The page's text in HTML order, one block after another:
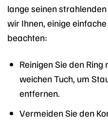
lange seinen
wir Ihnen, einige
beachten:
Reinigen Sie den
weichen Tuch, um
entfernen.
Vermeiden Sie den